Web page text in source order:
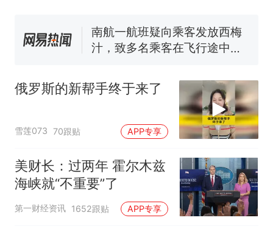
南航一航班疑向乘客发放西梅
汁，致多名乘客在飞行途中排
人只有2个厕所；客服回应：并
非每架飞机都会发放西梅汁
因老师一句“跟我回家”改写了
人生
俄罗斯的新帮手终于来了
雪莲073 70跟贴 APP专享
美财长：过两年 霍尔木兹
海峡就“不重要”了
第一财经资讯 1652跟贴 APP专享